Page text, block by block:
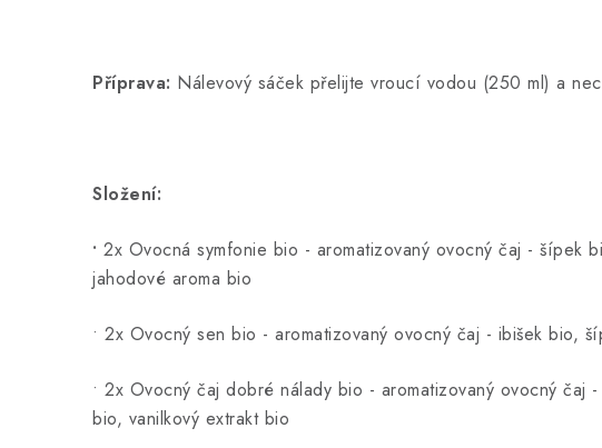
Příprava: Nálevový sáček přelijte vroucí vodou (250 ml) a
Složení:
• 2x Ovocná symfonie bio - aromatizovaný ovocný čaj -
jahodové aroma bio
• 2x Ovocný sen bio - aromatizovaný ovocný čaj - ibišek bio,
• 2x Ovocný čaj dobré nálady bio - aromatizovaný ovocný
bio, vanilkový extrakt bio